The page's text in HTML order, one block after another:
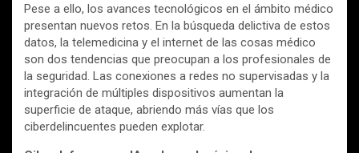
Pese a ello, los avances tecnológicos en el ámbito médico
presentan nuevos retos. En la búsqueda delictiva de estos
datos, la telemedicina y el internet de las cosas médico
son dos tendencias que preocupan a los profesionales de
la seguridad. Las conexiones a redes no supervisadas y la
integración de múltiples dispositivos aumentan la
superficie de ataque, abriendo más vías que los
ciberdelincuentes pueden explotar.